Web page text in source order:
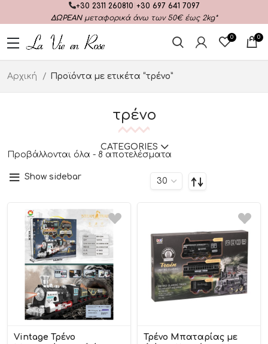
+30 2311 260810 +30 697 641 7097
ΔΩΡΕΑΝμεταφορικά άνω των 50€ έως 2kg*
0 0
Αρχική Προϊόντα με ετικέτα “τρένο”
τρένο
CATEGORIES
Προβάλλονται όλα - 8 αποτελέσματα
Show sidebar
Vintage Τρένο
Τρένο Μπαταρίας με